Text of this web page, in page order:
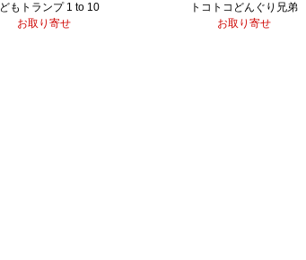
もトランプ 1 to 10
お取り寄せ
トコトコどんぐり兄弟
お取り寄せ